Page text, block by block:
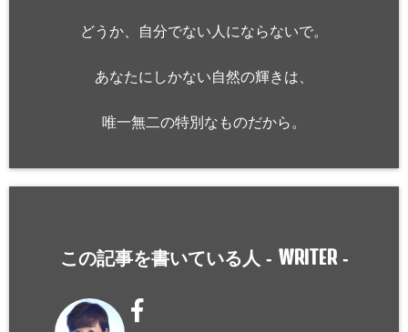
どうか、自分でない人にならないで。
あなたにしかない自然の輝きは、
唯一無二の特別なものだから。
この記事を書いている人 - WRITER-